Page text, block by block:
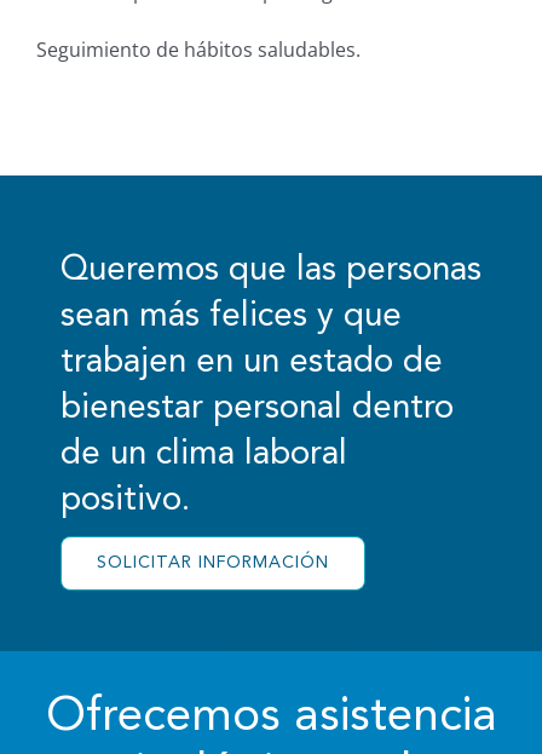
Seguimiento de hábitos saludables.
Queremos que las personas
sean más felices y que
trabajen en un estado de
bienestar personal dentro
de un clima laboral
positivo.
SOLICITAR INFORMACIÓN
Ofrecemos asistencia